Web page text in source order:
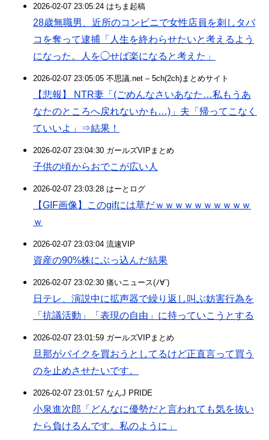
2026-02-07 23:05:24 はちま起稿
28歳無職男、近所のコンビニで女性店員を刺しタバ
コを奪って逮捕「人生を終わらせたいと考えるよう
になった。人を◯せば楽になると考えた」
2026-02-07 23:05:05 不思議.net – 5ch(2ch)まとめサイト
【悲報】 NTR妻「(ごめんなさいあなた…私もうあ
なたのところへ戻れないかも…)」夫「帰ってこなく
ていいよ」⇒結果！
2026-02-07 23:04:30 ガールズVIPまとめ
子供の頃からおでこが広い人
2026-02-07 23:03:28 はーとログ
【GIF画像】このgifには草だｗｗｗｗｗｗｗｗｗｗ
ｗ
2026-02-07 23:03:04 流速VIP
資産の90%株にぶっ込んだ結果
2026-02-07 23:02:30 痛いニュース(ﾉ∀`)
日テレ、演説中に拡声器で繰り返し叫ぶ妨害行為を
「抗議活動」「表現の自由」に持っていこうとする
2026-02-07 23:01:59 ガールズVIPまとめ
旦那がバイクを買おうとしてるけど正直言って買う
のを止めさせたいです。
2026-02-07 23:01:57 なんJ PRIDE
小泉進次郎「どんなに優勢だと言われても気を抜い
たら負けるんです。私のように」